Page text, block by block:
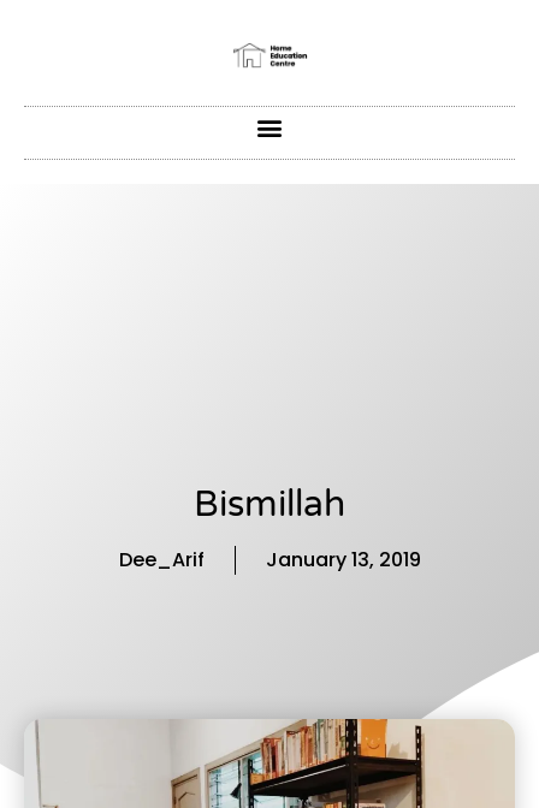
Bismillah
Dee_Arif January 13, 2019